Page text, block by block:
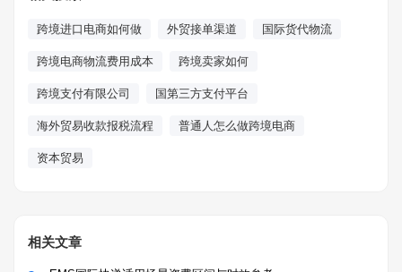
跨境进口电商如何做 外贸接单渠道 国际货代物流
跨境电商物流费用成本 跨境卖家如何
跨境支付有限公司 国第三方支付平台
海外贸易收款报税流程 普通人怎么做跨境电商
资本贸易
相关文章